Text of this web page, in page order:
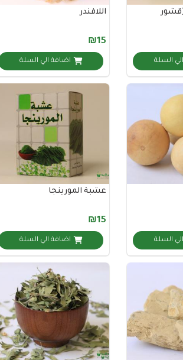
السلة
اللافندر
₪15
اضافة الي السلة
السلة
عشبة المورينجا
₪15
اضافة الي السلة